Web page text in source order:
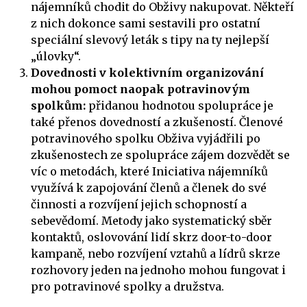
nájemníků chodit do Obživy nakupovat. Někteří
z nich dokonce sami sestavili pro ostatní
speciální slevový leták s tipy na ty nejlepší
„úlovky“.
Dovednosti v kolektivním organizování
mohou pomoct naopak potravinovým
spolkům: přidanou hodnotou spolupráce je
také přenos dovedností a zkušeností. Členové
potravinového spolku Obživa vyjádřili po
zkušenostech ze spolupráce zájem dozvědět se
víc o metodách, které Iniciativa nájemníků
využívá k zapojování členů a členek do své
činnosti a rozvíjení jejich schopností a
sebevědomí. Metody jako systematický sběr
kontaktů, oslovování lidí skrz door-to-door
kampaně, nebo rozvíjení vztahů a lídrů skrze
rozhovory jeden na jednoho mohou fungovat i
pro potravinové spolky a družstva.